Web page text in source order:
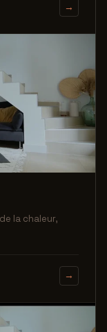
→
la chaleur,
→